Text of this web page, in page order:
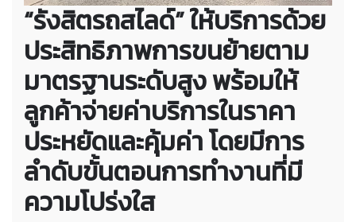
“รังสิตรถสไลด์” ให้บริการด้วย
ประสิทธิภาพการขนย้ายตาม
มาตรฐานระดับสูง พร้อมให้
ลูกค้าจ่ายค่าบริการในราคา
ประหยัดและคุ้มค่า โดยมีการ
ลำดับขั้นตอนการทำงานที่มี
ความโปร่งใส